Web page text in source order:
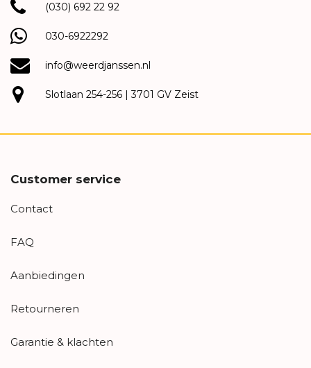
(030) 692 22 92
030-6922292
info@weerdjanssen.nl
Slotlaan 254-256 | 3701 GV Zeist
Customer service
Contact
FAQ
Aanbiedingen
Retourneren
Garantie & klachten